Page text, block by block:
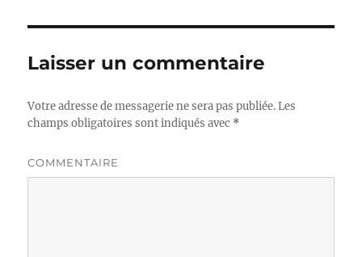
Laisser un commentaire
Votre adresse de messagerie ne sera pas publiée.Les
champs obligatoires sont indiqués avec *
COMMENTAIRE